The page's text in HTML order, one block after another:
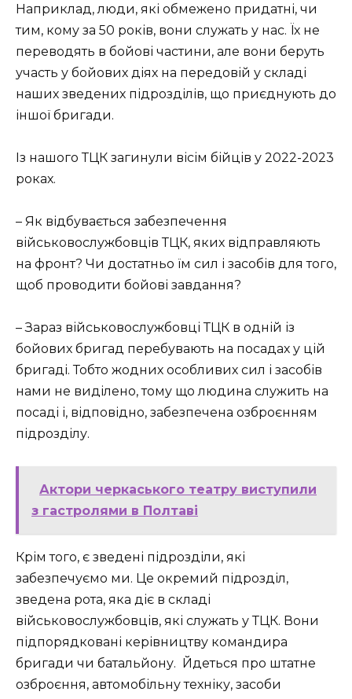
Наприклад, люди, які обмежено придатні, чи
тим, кому за 50 років, вони служать у нас. Їх не
переводять в бойові частини, але вони беруть
участь у бойових діях на передовій у складі
наших зведених підрозділів, що приєднують до
іншої бригади.
Із нашого ТЦК загинули вісім бійців у 2022-2023
роках.
– Як відбувається забезпечення
військовослужбовців ТЦК, яких відправляють
на фронт? Чи достатньо їм сил і засобів для того,
щоб проводити бойові завдання?
– Зараз військовослужбовці ТЦК в одній із
бойових бригад перебувають на посадах у цій
бригаді. Тобто жодних особливих сил і засобів
нами не виділено, тому що людина служить на
посаді і, відповідно, забезпечена озброєнням
підрозділу.
Актори черкаського театру виступили
з гастролями в Полтаві
Крім того, є зведені підрозділи, які
забезпечуємо ми. Це окремий підрозділ,
зведена рота, яка діє в складі
військовослужбовців, які служать у ТЦК. Вони
підпорядковані керівництву командира
бригади чи батальйону. Йдеться про штатне
озброєння, автомобільну техніку, засоби